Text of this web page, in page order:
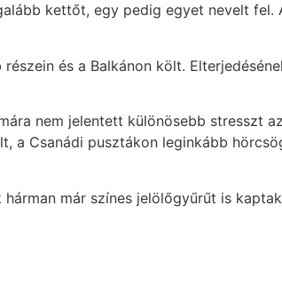
kettőt, egy pedig egyet nevelt
és a Balkánon költ.
nem jelentett különösebb stresszt
a Csanádi pusztákon leginkább
már színes jelölőgyűrűt is